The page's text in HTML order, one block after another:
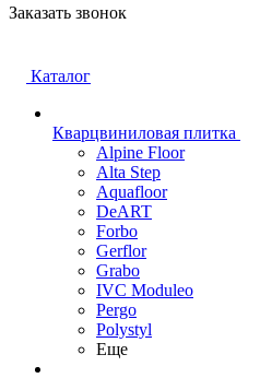
Заказать звонок
Каталог
Кварцвиниловая плитка
Alpine Floor
Alta Step
Aquafloor
DeART
Forbo
Gerflor
Grabo
IVC Moduleo
Pergo
Polystyl
Еще